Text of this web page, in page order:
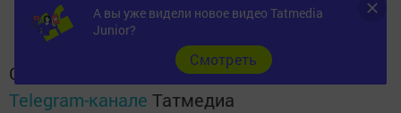
Следите за самым важным и интересным в
Telegram-канале Татмедиа
А вы уже видели новое видео Tatmedia
Junior?
Cмотреть